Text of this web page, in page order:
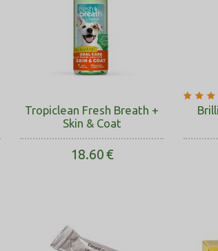
Tropiclean Fresh Breath +
Skin & Coat
18.60€